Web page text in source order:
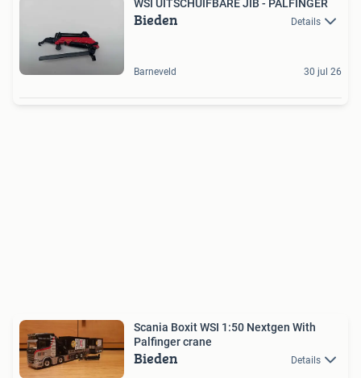
WSI UITSCHUIFBARE JIB - PALFINGER
Bieden Details
Barneveld 30 jul 26
Scania Boxit WSI 1:50 Nextgen With
Palfinger crane
Bieden Details